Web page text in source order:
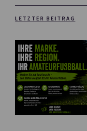
LETZTER BEITRAG